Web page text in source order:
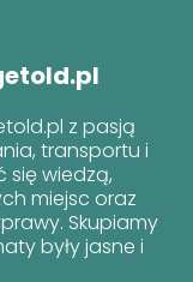
z pasją
transportu i
się wiedzą,
miejsc oraz
Skupiamy
były jasne i